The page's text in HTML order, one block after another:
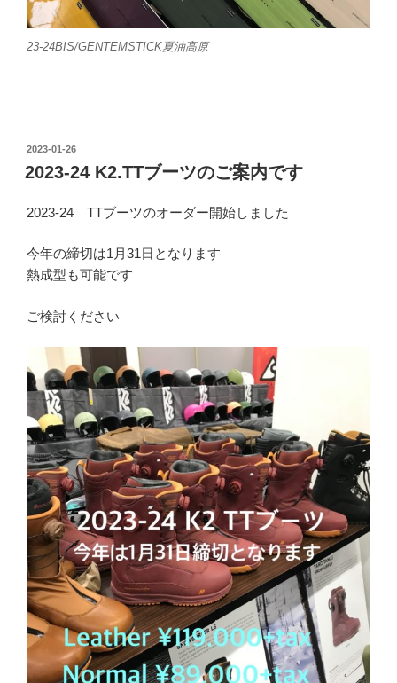
23-24BIS/GENTEMSTICK夏油高原
投
稿
日:
2023-01-26
2023-24 K2.TTブーツのご案内です
2023-24 TTブーツのオーダー開始しました
今年の締切は1月31日となります
熱成型も可能です
ご検討ください